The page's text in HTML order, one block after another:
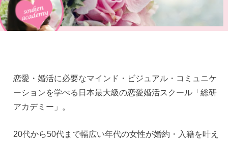
恋愛・婚活に必要なマインド・ビジュアル・コミュニケ
ーションを学べる日本最大級の恋愛婚活スクール「総研
アカデミー」。
20代から50代まで幅広い年代の女性が婚約・入籍を叶え